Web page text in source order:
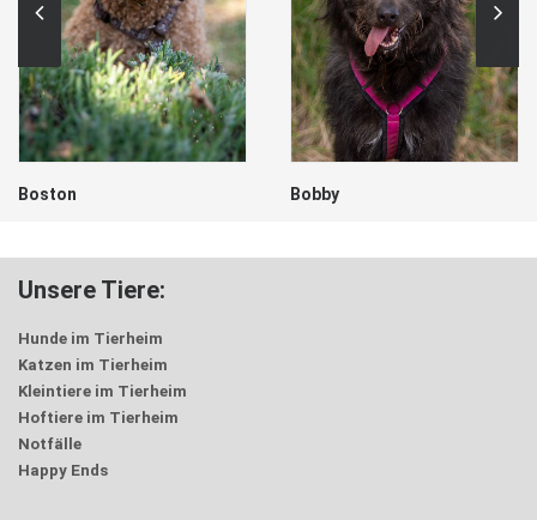
Boston Bobby
Unsere Tiere:
Hunde im Tierheim
Katzen im Tierheim
Kleintiere im Tierheim
Hoftiere im Tierheim
Notfälle
Happy Ends